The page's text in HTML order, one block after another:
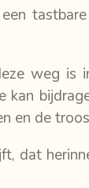
tastbare
weg is
kan
en de
dat